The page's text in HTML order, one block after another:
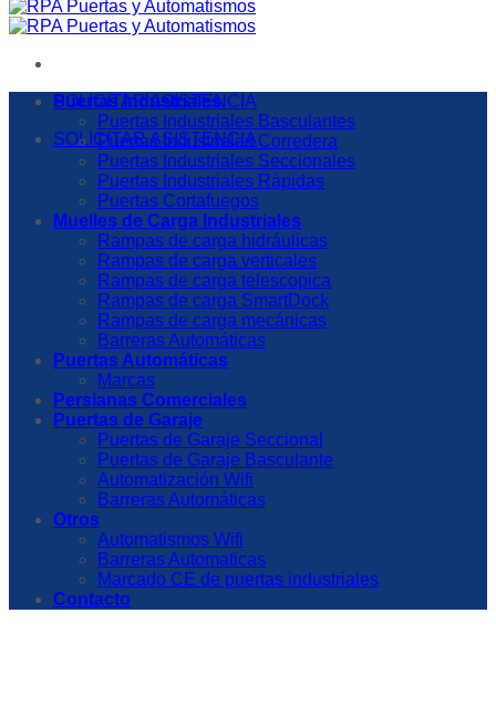
SOLICITAR ASISTENCIA
SOLICITAR ASISTENCIA
Puertas Industriales
Puertas Industriales Basculantes
Puertas Industriales Corredera
Puertas Industriales Seccionales
Puertas Industriales Rápidas
Puertas Cortafuegos
Muelles de Carga Industriales
Rampas de carga hidráulicas
Rampas de carga verticales
Rampas de carga telescopica
Rampas de carga SmartDock
Rampas de carga mecánicas
Barreras Automáticas
Puertas Automáticas
Marcas
Persianas Comerciales
Puertas de Garaje
Puertas de Garaje Seccional
Puertas de Garaje Basculante
Automatización Wifi
Barreras Automáticas
Otros
Automatismos Wifi
Barreras Automaticas
Marcado CE de puertas industriales
Contacto